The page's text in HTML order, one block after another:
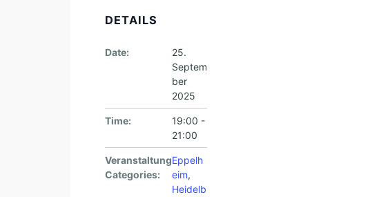
DETAILS
Date:
25.
Septem
ber
2025
Time:
19:00 -
21:00
Veranstaltung
Categories:
Eppelh
eim,
Heidelb